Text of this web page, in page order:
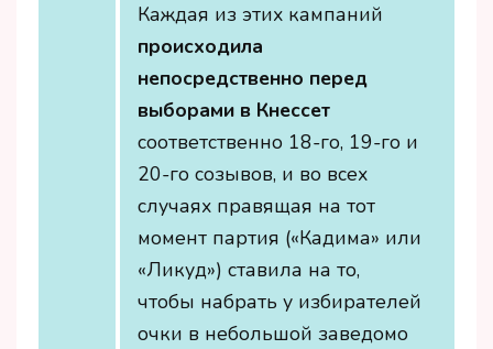
Каждая из этих кампаний
происходила
непосредственно перед
выборами в Кнессет
соответственно 18-го, 19-го и
20-го созывов, и во всех
случаях правящая на тот
момент партия («Кадима» или
«Ликуд») ставила на то,
чтобы набрать у избирателей
очки в небольшой заведомо